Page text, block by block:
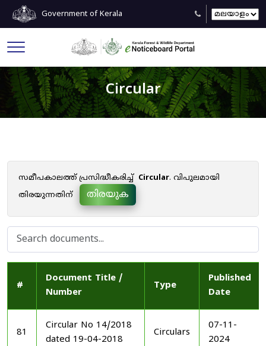
Government of Kerala
Circular
സമീപകാലത്ത് പ്രസിദ്ധീകരിച്ച് Circular. വിപുലമായി
തിരയുന്നതിന്
തിരയുക
#
Document Title /
Number
Type
Published
Date
81
Circular No 14/2018
dated 19-04-2018
Circulars
07-11-
2024